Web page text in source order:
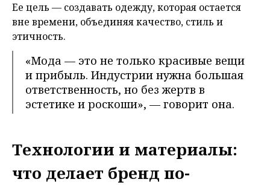
Ее цель — создавать одежду, которая остается
вне времени, объединяя качество, стиль и
этичность.
«Мода — это не только красивые вещи
и прибыль. Индустрии нужна большая
ответственность, но без жертв в
эстетике и роскоши», — говорит она.
Технологии и материалы:
что делает бренд по-